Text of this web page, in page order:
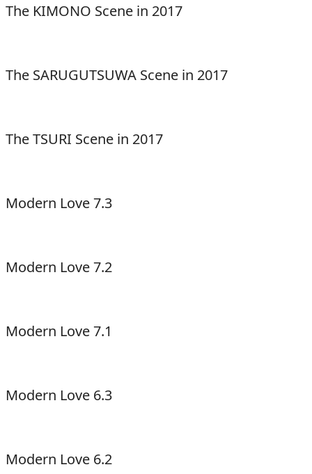
The KIMONO Scene in 2017
The SARUGUTSUWA Scene in 2017
The TSURI Scene in 2017
Modern Love 7.3
Modern Love 7.2
Modern Love 7.1
Modern Love 6.3
Modern Love 6.2